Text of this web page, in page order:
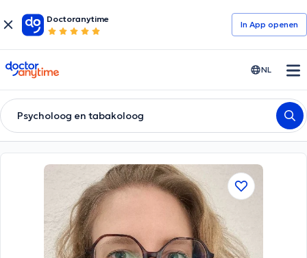
Doctoranytime
In App openen
doctoranytime NL
Psycholoog en tabakoloog